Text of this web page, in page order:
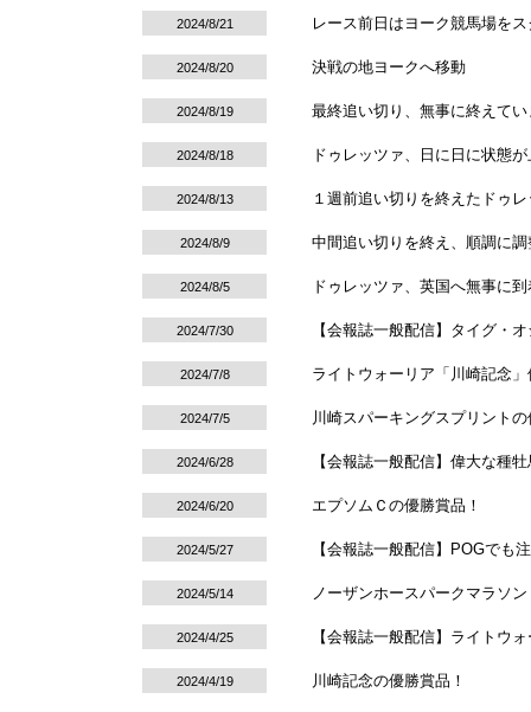
2024/8/21 レース前日はヨーク競馬場を
2024/8/20 決戦の地ヨークへ移動
2024/8/19 最終追い切り、無事に終えてい
2024/8/18 ドゥレッツァ、日に日に状態
2024/8/13 １週前追い切りを終えたドゥ
2024/8/9 中間追い切りを終え、順調に
2024/8/5 ドゥレッツァ、英国へ無事に
2024/7/30 【会報誌一般配信】タイグ・
2024/7/8 ライトウォーリア「川崎記念
2024/7/5 川崎スパーキングスプリント
2024/6/28 【会報誌一般配信】偉大な
2024/6/20 エプソムＣの優勝賞品！
2024/5/27 【会報誌一般配信】POGでも
2024/5/14 ノーザンホースパークマラソ
2024/4/25 【会報誌一般配信】ライトウ
2024/4/19 川崎記念の優勝賞品！